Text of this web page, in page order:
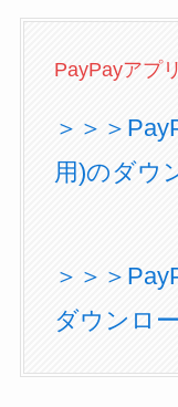
PayPayアプ
＞＞＞
用)のダウ
＞＞＞
ダウンロ